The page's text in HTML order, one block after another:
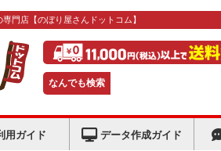
専門店 【のぼり屋さんドットコム】
なんでも検索
用ガイド データ作成ガイド